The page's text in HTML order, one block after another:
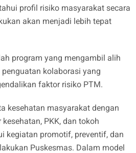
profil risiko masyarakat secara
akan menjadi lebih tepat
program yang mengambil alih
kolaborasi yang
faktor risiko PTM.
kesehatan masyarakat dengan
PKK, dan tokoh
kegiatan promotif, preventif, dan
Puskesmas. Dalam model